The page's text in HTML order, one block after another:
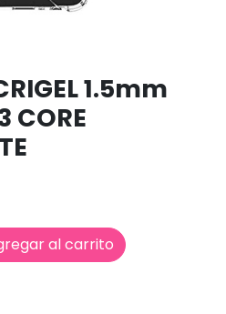
1.5mm
CORE
al carrito